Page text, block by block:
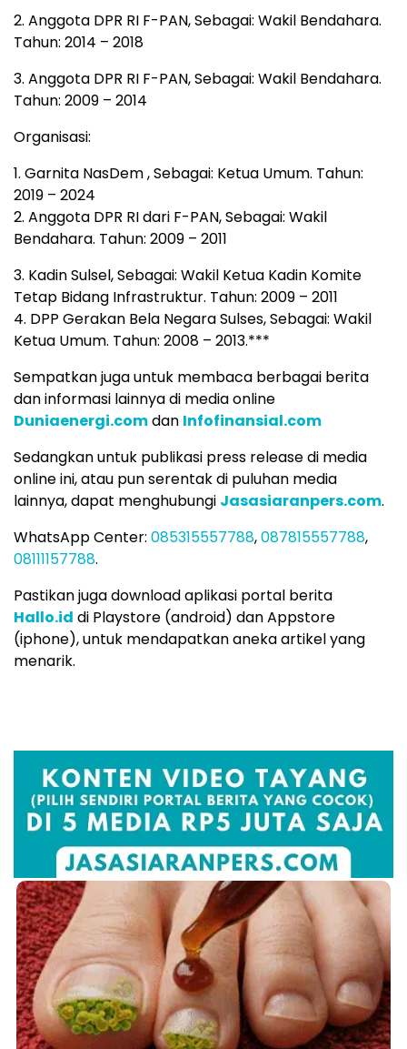
2. Anggota DPR RI F-PAN, Sebagai: Wakil Bendahara.
Tahun: 2014 – 2018
3. Anggota DPR RI F-PAN, Sebagai: Wakil Bendahara.
Tahun: 2009 – 2014
Organisasi:
1. Garnita NasDem , Sebagai: Ketua Umum. Tahun:
2019 – 2024
2. Anggota DPR RI dari F-PAN, Sebagai: Wakil
Bendahara. Tahun: 2009 – 2011
3. Kadin Sulsel, Sebagai: Wakil Ketua Kadin Komite
Tetap Bidang Infrastruktur. Tahun: 2009 – 2011
4. DPP Gerakan Bela Negara Sulses, Sebagai: Wakil
Ketua Umum. Tahun: 2008 – 2013.***
Sempatkan juga untuk membaca berbagai berita
dan informasi lainnya di media online
Duniaenergi.comdan Infofinansial.com
Sedangkan untuk publikasi press release di media
online ini, atau pun serentak di puluhan media
lainnya, dapat menghubungi Jasasiaranpers.com.
WhatsApp Center: 085315557788,087815557788,
08111157788.
Pastikan juga download aplikasi portal berita
Hallo.id di Playstore (android) dan Appstore
(iphone), untuk mendapatkan aneka artikel yang
menarik.